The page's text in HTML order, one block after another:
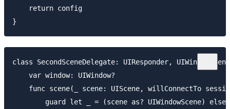
    return config
class SecondSceneDelegate: UIResponder,
    var window: UIWindow?
func scene(_ scene: UIScene, willConnectTo
guard let _ = (scene as? UIWindowScene) else